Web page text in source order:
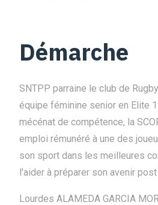
Démarche
SNTPP parraine le club de
équipe féminine senior en Elite 1
mécénat de compétence, la
emploi rémunéré à une des
son sport dans les meilleures
l'aider à préparer son avenir
Lourdes ALAMEDA GARCIA